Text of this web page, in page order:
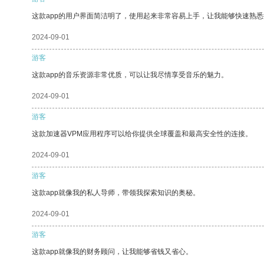
这款app的用户界面简洁明了，使用起来非常容易上手，让我能够快速熟
2024-09-01
游客
这款app的音乐资源非常优质，可以让我尽情享受音乐的魅力。
2024-09-01
游客
这款加速器VPM应用程序可以给你提供全球覆盖和最高安全性的连接。
2024-09-01
游客
这款app就像我的私人导师，带领我探索知识的奥秘。
2024-09-01
游客
这款app就像我的财务顾问，让我能够省钱又省心。